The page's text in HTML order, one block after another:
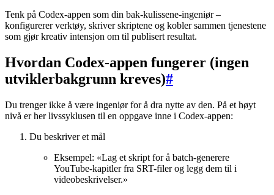
Tenk på Codex-appen som din bak-kulissene-ingeniør –
konfigurerer verktøy, skriver skriptene og kobler sammen tjenestene
som gjør kreativ intensjon om til publisert resultat.
Hvordan Codex-appen fungerer (ingen
utviklerbakgrunn kreves)#
Du trenger ikke å være ingeniør for å dra nytte av den. På et høyt
nivå er her livssyklusen til en oppgave inne i Codex-appen:
Du beskriver et mål
Eksempel: «Lag et skript for å batch-generere
YouTube-kapitler fra SRT-filer og legg dem til i
videobeskrivelser.»